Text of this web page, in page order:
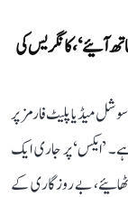
آئیے‘، کانگریس کی
میڈیا پلیٹ فارمز پر
ہے۔ ’ایکس‘ پر جاری ایک
بے روزگاری کے